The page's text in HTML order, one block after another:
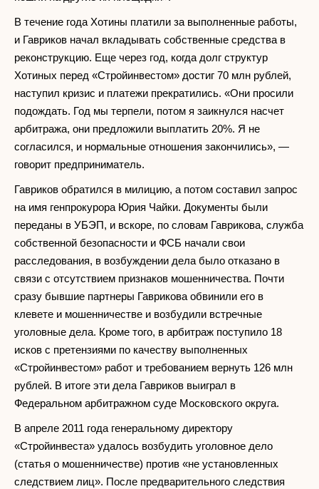
В течение года Хотины платили за выполненные работы,
и Гавриков начал вкладывать собственные средства в
реконструкцию. Еще через год, когда долг структур
Хотиных перед «Стройинвестом» достиг 70 млн рублей,
наступил кризис и платежи прекратились. «Они просили
подождать. Год мы терпели, потом я заикнулся насчет
арбитража, они предложили выплатить 20%. Я не
согласился, и нормальные отношения закончились», —
говорит предприниматель.
Гавриков обратился в милицию, а потом составил запрос
на имя генпрокурора Юрия Чайки. Документы были
переданы в УБЭП, и вскоре, по словам Гаврикова, служба
собственной безопасности и ФСБ начали свои
расследования, в возбуждении дела было отказано в
связи с отсутствием признаков мошенничества. Почти
сразу бывшие партнеры Гаврикова обвинили его в
клевете и мошенничестве и возбудили встречные
уголовные дела. Кроме того, в арбитраж поступило 18
исков с претензиями по качеству выполненных
«Стройинвестом» работ и требованием вернуть 126 млн
рублей. В итоге эти дела Гавриков выиграл в
Федеральном арбитражном суде Московского округа.
В апреле 2011 года генеральному директору
«Стройинвеста» удалось возбудить уголовное дело
(статья о мошенничестве) против «не установленных
следствием лиц». После предварительного следствия